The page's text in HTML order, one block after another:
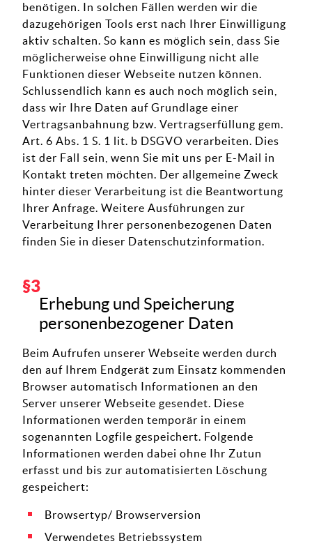
benötigen. In solchen Fällen werden wir die
dazugehörigen Tools erst nach Ihrer Einwilligung
aktiv schalten. So kann es möglich sein, dass Sie
möglicherweise ohne Einwilligung nicht alle
Funktionen dieser Webseite nutzen können.
Schlussendlich kann es auch noch möglich sein,
dass wir Ihre Daten auf Grundlage einer
Vertragsanbahnung bzw. Vertragserfüllung gem.
Art. 6 Abs. 1 S. 1 lit. b DSGVO verarbeiten. Dies
ist der Fall sein, wenn Sie mit uns per E-Mail in
Kontakt treten möchten. Der allgemeine Zweck
hinter dieser Verarbeitung ist die Beantwortung
Ihrer Anfrage. Weitere Ausführungen zur
Verarbeitung Ihrer personenbezogenen Daten
finden Sie in dieser Datenschutzinformation.
Erhebung und Speicherung
personenbezogener Daten
Beim Aufrufen unserer Webseite werden durch
den auf Ihrem Endgerät zum Einsatz kommenden
Browser automatisch Informationen an den
Server unserer Webseite gesendet. Diese
Informationen werden temporär in einem
sogenannten Logfile gespeichert. Folgende
Informationen werden dabei ohne Ihr Zutun
erfasst und bis zur automatisierten Löschung
gespeichert:
Browsertyp/ Browserversion
Verwendetes Betriebssystem